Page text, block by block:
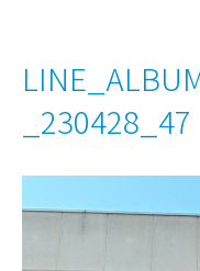
_230428_47